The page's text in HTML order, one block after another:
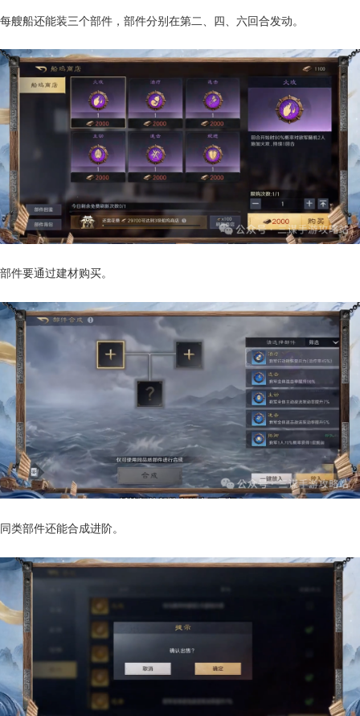
每艘船还能装三个部件，部件分别在第二、四、六回合发动。
部件要通过建材购买。
同类部件还能合成进阶。